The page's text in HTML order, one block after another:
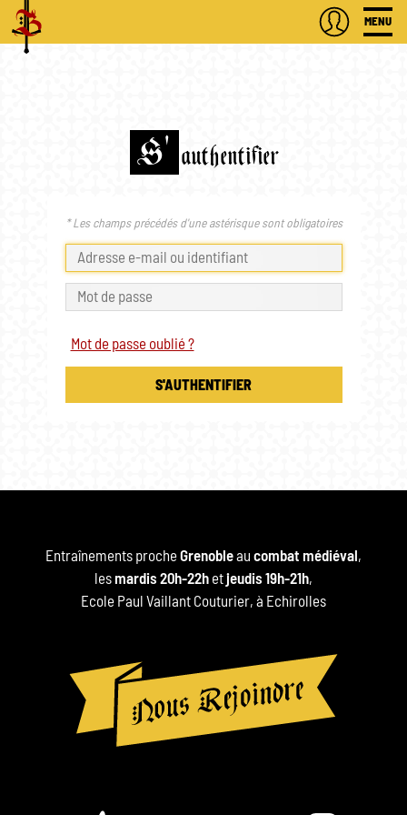
MENU
S' authentifier
* Les champs précédés d'une astérisque sont obligatoires
Mot de passe oublié ?
S'AUTHENTIFIER
Entraînements procheGrenobleau combat médiéval ,
les mardis 20h-22h etjeudis 19h-21h,
Ecole Paul Vaillant Couturier, à Echirolles